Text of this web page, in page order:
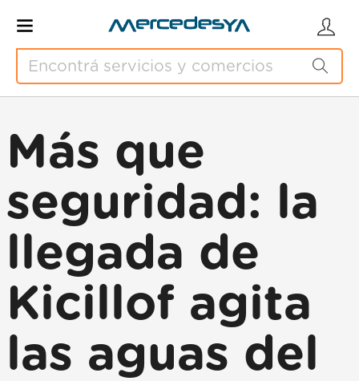
Más que
seguridad: la
llegada de
Kicillof agita
las aguas del